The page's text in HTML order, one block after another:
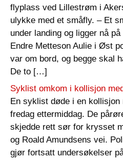
flyplass ved Lillestrøm i
ulykke med et småfly. – Et
under landing og ligger nå
Endre Metteson Aulie i Øst
var om bord, og begge skal
De to […]
Syklist omkom i kollisjon
En syklist døde i en
fredag ettermiddag. De
skjedde rett sør for krysset
og Roald Amundsens vei.
gjør fortsatt undersøkelser